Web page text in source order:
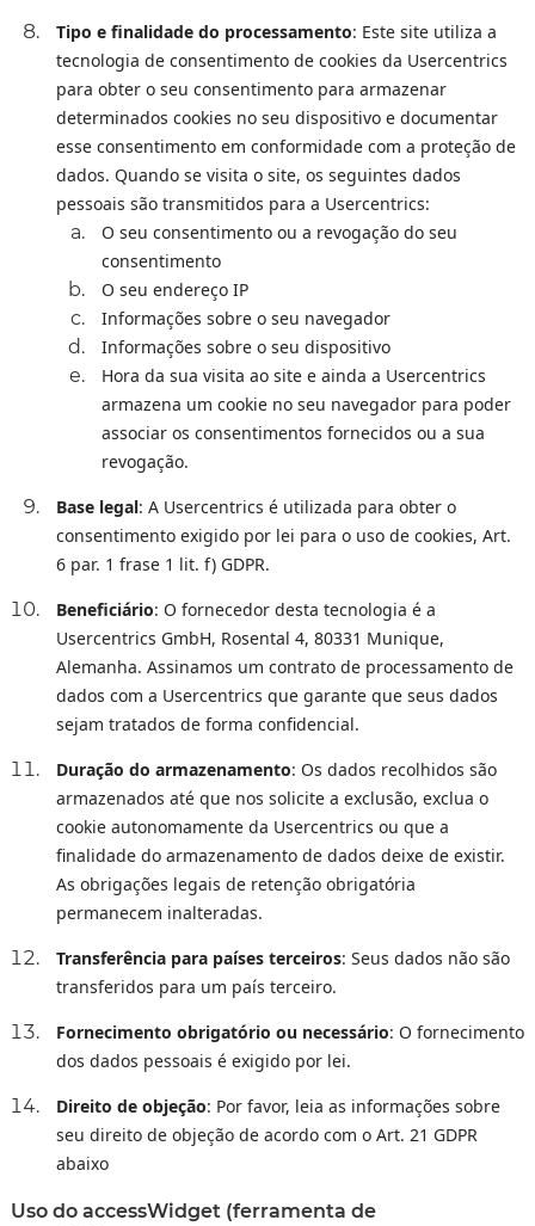
Tipo e finalidade do processamento: Este site utiliza a
tecnologia de consentimento de cookies da Usercentrics
para obter o seu consentimento para armazenar
determinados cookies no seu dispositivo e documentar
esse consentimento em conformidade com a proteção de
dados. Quando se visita o site, os seguintes dados
pessoais são transmitidos para a Usercentrics:
O seu consentimento ou a revogação do seu
consentimento
O seu endereço IP
Informações sobre o seu navegador
Informações sobre o seu dispositivo
Hora da sua visita ao site e ainda a Usercentrics
armazena um cookie no seu navegador para poder
associar os consentimentos fornecidos ou a sua
revogação.
Base legal: A Usercentrics é utilizada para obter o
consentimento exigido por lei para o uso de cookies, Art.
6 par. 1 frase 1 lit. f) GDPR.
Beneficiário: O fornecedor desta tecnologia é a
Usercentrics GmbH, Rosental 4, 80331 Munique,
Alemanha. Assinamos um contrato de processamento de
dados com a Usercentrics que garante que seus dados
sejam tratados de forma confidencial.
Duração do armazenamento: Os dados recolhidos são
armazenados até que nos solicite a exclusão, exclua o
cookie autonomamente da Usercentrics ou que a
finalidade do armazenamento de dados deixe de existir.
As obrigações legais de retenção obrigatória
permanecem inalteradas.
Transferência para países terceiros: Seus dados não são
transferidos para um país terceiro.
Fornecimento obrigatório ou necessário: O fornecimento
dos dados pessoais é exigido por lei.
Direito de objeção: Por favor, leia as informações sobre
seu direito de objeção de acordo com o Art. 21 GDPR
abaixo
Uso do accessWidget (ferramenta de